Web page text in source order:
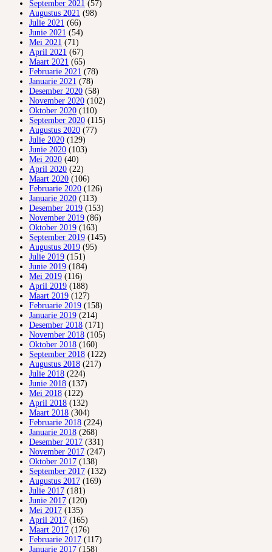
September 2021 (57)
Augustus 2021 (98)
Julie 2021 (66)
Junie 2021 (54)
Mei 2021 (71)
April 2021 (67)
Maart 2021 (65)
Februarie 2021 (78)
Januarie 2021 (78)
Desember 2020 (58)
November 2020 (102)
Oktober 2020 (110)
September 2020 (115)
Augustus 2020 (77)
Julie 2020 (129)
Junie 2020 (103)
Mei 2020 (40)
April 2020 (22)
Maart 2020 (106)
Februarie 2020 (126)
Januarie 2020 (113)
Desember 2019 (153)
November 2019 (86)
Oktober 2019 (163)
September 2019 (145)
Augustus 2019 (95)
Julie 2019 (151)
Junie 2019 (184)
Mei 2019 (116)
April 2019 (188)
Maart 2019 (127)
Februarie 2019 (158)
Januarie 2019 (214)
Desember 2018 (171)
November 2018 (105)
Oktober 2018 (160)
September 2018 (122)
Augustus 2018 (217)
Julie 2018 (224)
Junie 2018 (137)
Mei 2018 (122)
April 2018 (132)
Maart 2018 (304)
Februarie 2018 (224)
Januarie 2018 (268)
Desember 2017 (331)
November 2017 (247)
Oktober 2017 (138)
September 2017 (132)
Augustus 2017 (169)
Julie 2017 (181)
Junie 2017 (120)
Mei 2017 (135)
April 2017 (165)
Maart 2017 (176)
Februarie 2017 (117)
Januarie 2017 (158)